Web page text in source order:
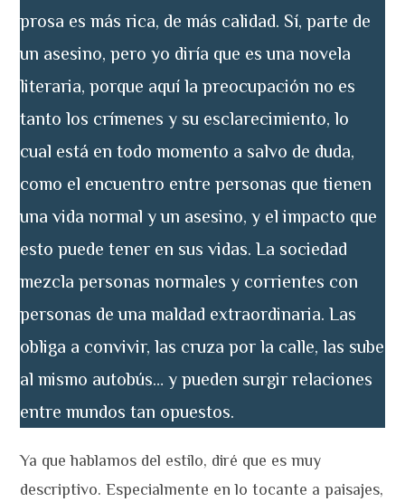
prosa es más rica, de más calidad. Sí, parte de
un asesino, pero yo diría que es una novela
literaria, porque aquí la preocupación no es
tanto los crímenes y su esclarecimiento, lo
cual está en todo momento a salvo de duda,
como el encuentro entre personas que tienen
una vida normal y un asesino, y el impacto que
esto puede tener en sus vidas. La sociedad
mezcla personas normales y corrientes con
personas de una maldad extraordinaria. Las
obliga a convivir, las cruza por la calle, las sube
al mismo autobús… y pueden surgir relaciones
entre mundos tan opuestos.
Ya que hablamos del estilo, diré que es muy
descriptivo. Especialmente en lo tocante a paisajes,